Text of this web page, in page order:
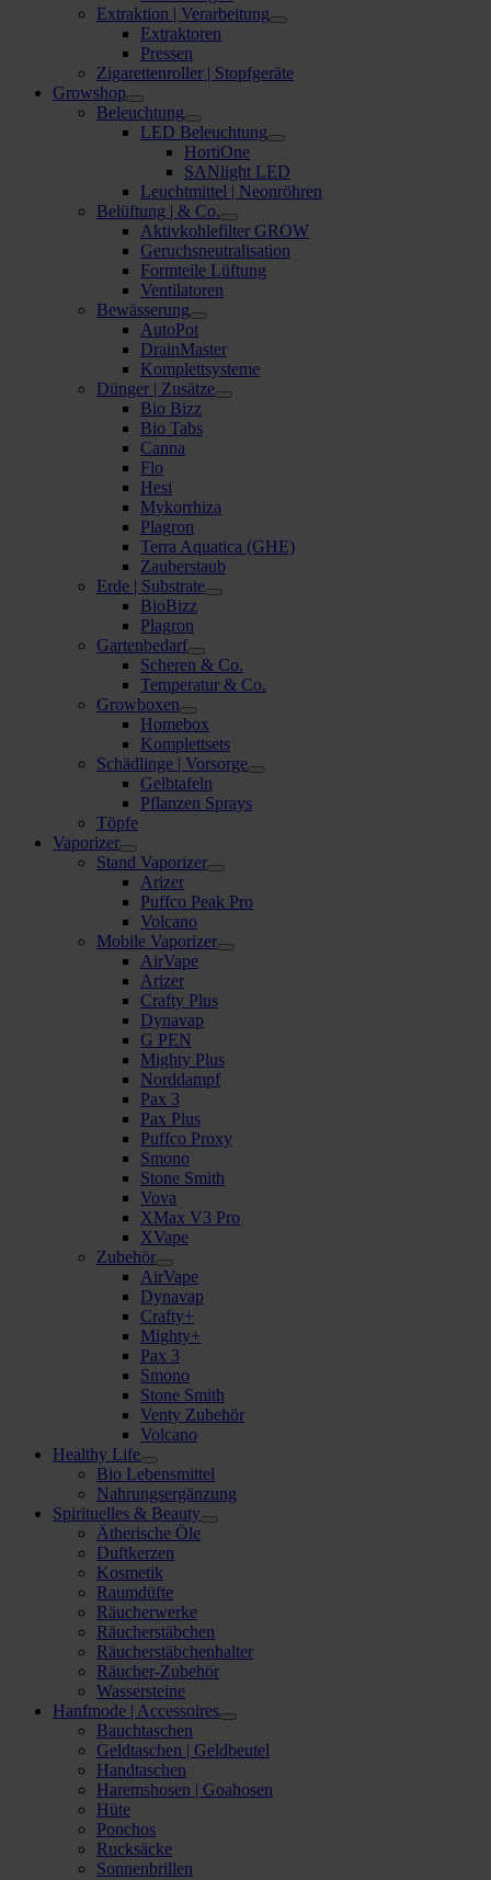
Extraktion | Verarbeitung
Extraktoren
Pressen
Zigarettenroller | Stopfgeräte
Growshop
Beleuchtung
LED Beleuchtung
HortiOne
SANlight LED
Leuchtmittel | Neonröhren
Belüftung | & Co.
Aktivkohlefilter GROW
Geruchsneutralisation
Formteile Lüftung
Ventilatoren
Bewässerung
AutoPot
DrainMaster
Komplettsysteme
Dünger | Zusätze
Bio Bizz
Bio Tabs
Canna
Flo
Hesi
Mykorrhiza
Plagron
Terra Aquatica (GHE)
Zauberstaub
Erde | Substrate
BioBizz
Plagron
Gartenbedarf
Scheren & Co.
Temperatur & Co.
Growboxen
Homebox
Komplettsets
Schädlinge | Vorsorge
Gelbtafeln
Pflanzen Sprays
Töpfe
Vaporizer
Stand Vaporizer
Arizer
Puffco Peak Pro
Volcano
Mobile Vaporizer
AirVape
Arizer
Crafty Plus
Dynavap
G PEN
Mighty Plus
Norddampf
Pax 3
Pax Plus
Puffco Proxy
Smono
Stone Smith
Vova
XMax V3 Pro
XVape
Zubehör
AirVape
Dynavap
Crafty+
Mighty+
Pax 3
Smono
Stone Smith
Venty Zubehör
Volcano
Healthy Life
Bio Lebensmittel
Nahrungsergänzung
Spirituelles & Beauty
Ätherische Öle
Duftkerzen
Kosmetik
Raumdüfte
Räucherwerke
Räucherstäbchen
Räucherstäbchenhalter
Räucher-Zubehör
Wassersteine
Hanfmode | Accessoires
Bauchtaschen
Geldtaschen | Geldbeutel
Handtaschen
Haremshosen | Goahosen
Hüte
Ponchos
Rucksäcke
Sonnenbrillen